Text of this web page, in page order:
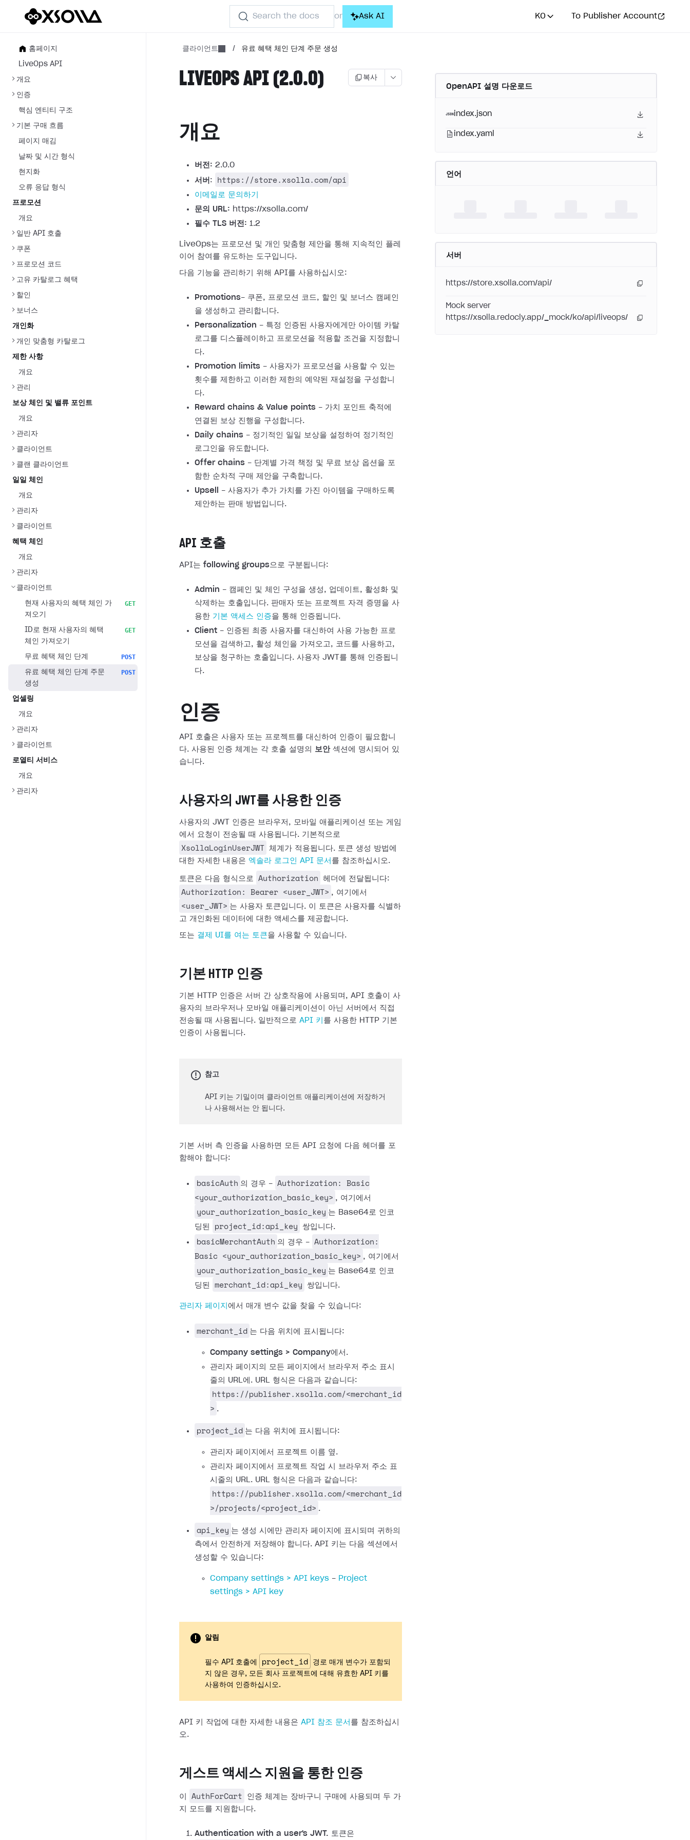
Search the docs or Ask AI KO To Publisher Account
홈페이지
LiveOps API
개요
인증
핵심 엔티티 구조
기본 구매 흐름
페이지 매김
날짜 및 시간 형식
현지화
오류 응답 형식
프로모션
개요
일반 API 호출
쿠폰
프로모션 코드
고유 카탈로그 혜택
할인
보너스
개인화
개인 맞춤형 카탈로그
제한 사항
개요
관리
보상 체인 및 밸류 포인트
개요
관리자
클라이언트
클랜 클라이언트
일일 체인
개요
관리자
클라이언트
혜택 체인
개요
관리자
클라이언트
현재 사용자의 혜택 체인 가
져오기
GET
ID로 현재 사용자의 혜택
체인 가져오기
GET
무료 혜택 체인 단계 POST
유료 혜택 체인 단계 주문
생성
POST
업셀링
개요
관리자
클라이언트
로열티 서비스
개요
관리자
클라이언트 / 유료 혜택 체인 단계 주문 생성
LIVEOPS API (2.0.0) 복사
개요
버전: 2.0.0
서버 : https://store.xsolla.com/api
이메일로 문의하기
문의 URL: https://xsolla.com/
필수 TLS 버전: 1.2
LiveOps는 프로모션 및 개인 맞춤형 제안을 통해 지속적인 플레
이어 참여를 유도하는 도구입니다.
다음 기능을 관리하기 위해 API를 사용하십시오:
Promotions- 쿠폰, 프로모션 코드, 할인 및 보너스 캠페인
을 생성하고 관리합니다.
Personalization - 특정 인증된 사용자에게만 아이템 카탈
로그를 디스플레이하고 프로모션을 적용할 조건을 지정합니
다.
Promotion limits - 사용자가 프로모션을 사용할 수 있는
횟수를 제한하고 이러한 제한의 예약된 재설정을 구성합니
다.
Reward chains & Value points - 가치 포인트 축적에
연결된 보상 진행을 구성합니다.
Daily chains - 정기적인 일일 보상을 설정하여 정기적인
로그인을 유도합니다.
Offer chains - 단계별 가격 책정 및 무료 보상 옵션을 포
함한 순차적 구매 제안을 구축합니다.
Upsell
- 사용자가 추가 가치를 가진 아이템을 구매하도록
제안하는 판매 방법입니다.
API 호출
API는 following groups으로 구분됩니다:
Admin - 캠페인 및 체인 구성을 생성, 업데이트, 활성화 및
삭제하는 호출입니다. 판매자 또는 프로젝트 자격 증명을 사
용한 기본 액세스 인증을 통해 인증됩니다.
Client - 인증된 최종 사용자를 대신하여 사용 가능한 프로
모션을 검색하고, 활성 체인을 가져오고, 코드를 사용하고,
보상을 청구하는 호출입니다. 사용자 JWT를 통해 인증됩니
다.
인증
API 호출은 사용자 또는 프로젝트를 대신하여 인증이 필요합니
다. 사용된 인증 체계는 각 호출 설명의 보안섹션에 명시되어 있
습니다.
사용자의 JWT를 사용한 인증
사용자의 JWT 인증은 브라우저, 모바일 애플리케이션 또는 게임
에서 요청이 전송될 때 사용됩니다. 기본적으로
XsollaLoginUserJWT 체계가 적용됩니다. 토큰 생성 방법에
대한 자세한 내용은 엑솔라 로그인 API 문서 를 참조하십시오.
토큰은 다음 형식으로 Authorization 헤더에 전달됩니다:
Authorization: Bearer <user_JWT> , 여기에서
<user_JWT> 는 사용자 토큰입니다. 이 토큰은 사용자를 식별하
고 개인화된 데이터에 대한 액세스를 제공합니다.
또는 결제 UI를 여는 토큰을 사용할 수 있습니다.
기본 HTTP 인증
기본 HTTP 인증은 서버 간 상호작용에 사용되며, API 호출이 사
용자의 브라우저나 모바일 애플리케이션이 아닌 서버에서 직접
전송될 때 사용됩니다. 일반적으로 API 키 를 사용한 HTTP 기본
인증이 사용됩니다.
참고
API 키는 기밀이며 클라이언트 애플리케이션에 저장하거
나 사용해서는 안 됩니다.
기본 서버 측 인증을 사용하면 모든 API 요청에 다음 헤더를 포
함해야 합니다:
basicAuth 의 경우 - Authorization: Basic
<your_authorization_basic_key> , 여기에서
your_authorization_basic_key 는 Base64로 인코
딩된
project_id:api_key 쌍입니다.
basicMerchantAuth 의 경우 - Authorization:
Basic <your_authorization_basic_key> , 여기에서
your_authorization_basic_key 는 Base64로 인코
딩된
merchant_id:api_key 쌍입니다.
관리자 페이지 에서 매개 변수 값을 찾을 수 있습니다:
merchant_id 는 다음 위치에 표시됩니다:
Company settings > Company에서.
관리자 페이지의 모든 페이지에서 브라우저 주소 표시
줄의 URL에. URL 형식은 다음과 같습니다:
https://publisher.xsolla.com/<merchant_id
> .
project_id 는 다음 위치에 표시됩니다:
관리자 페이지에서 프로젝트 이름 옆.
관리자 페이지에서 프로젝트 작업 시 브라우저 주소 표
시줄의 URL. URL 형식은 다음과 같습니다:
https://publisher.xsolla.com/<merchant_id
>/projects/<project_id> .
api_key 는 생성 시에만 관리자 페이지에 표시되며 귀하의
측에서 안전하게 저장해야 합니다. API 키는 다음 섹션에서
생성할 수 있습니다:
Company settings > API keys - Project
settings > API key
알림
필수 API 호출에 project_id
경로 매개 변수가 포함되
지 않은 경우, 모든 회사 프로젝트에 대해 유효한 API 키를
사용하여 인증하십시오.
API 키 작업에 대한 자세한 내용은 API 참조 문서 를 참조하십시
오.
게스트 액세스 지원을 통한 인증
이 AuthForCart
인증 체계는 장바구니 구매에 사용되며 두 가
지 모드를 지원합니다.
Authentication with a user's JWT. 토큰은
OpenAPI 설명 다운로드
index.json
index.yaml
언어
서버
https://store.xsolla.com/api/
Mock server
https://xsolla.redocly.app/_mock/ko/api/liveops/